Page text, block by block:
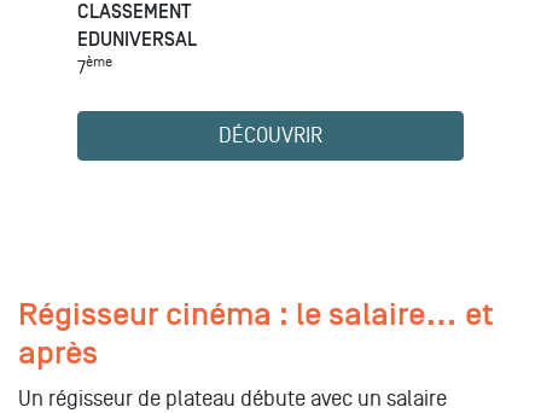
CLASSEMENT
EDUNIVERSAL
7ème
DÉCOUVRIR
Régisseur cinéma : le salaire… et
après
Un régisseur de plateau débute avec un salaire